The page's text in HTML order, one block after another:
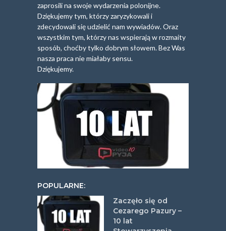
zaprosili na swoje wydarzenia polonijne.
Dziękujemy tym, którzy zaryzykowali i
zdecydowali się udzielić nam wywiadów. Oraz
wszystkim tym, którzy nas wspierają w rozmaity
sposób, choćby tylko dobrym słowem. Bez Was
nasza praca nie miałaby sensu.
Dziękujemy.
POPULARNE:
Zaczęło się od
Cezarego Pazury –
10 lat